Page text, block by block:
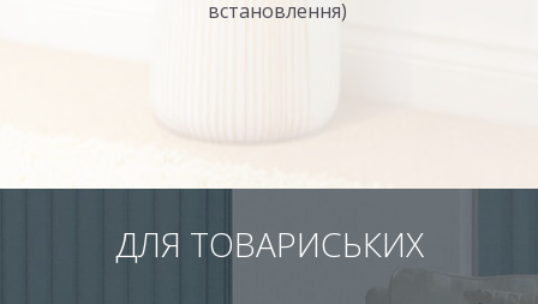
встановлення)
ДЛЯ ТОВАРИСЬКИХ